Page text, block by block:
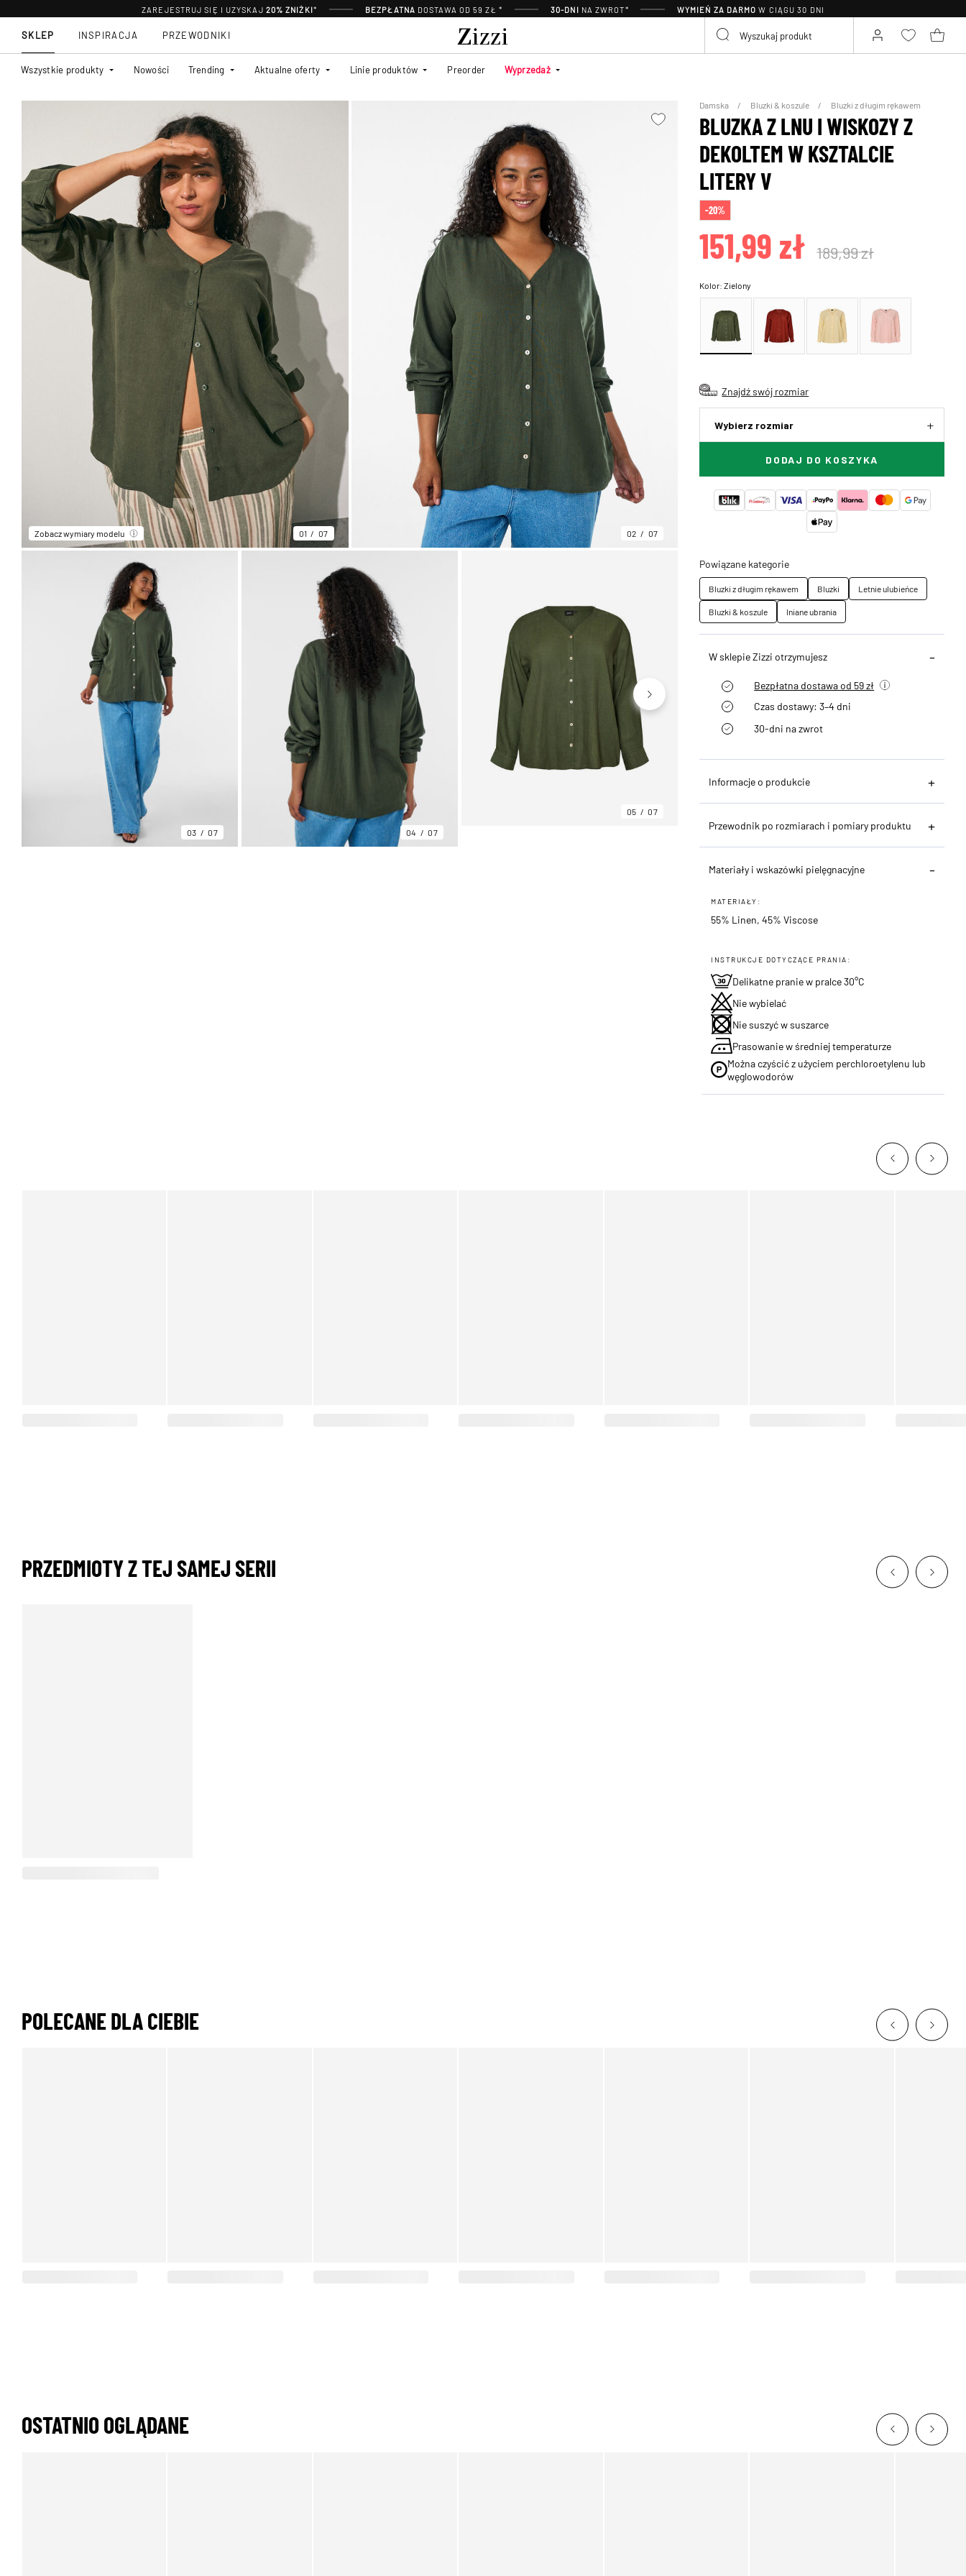
ZAREJESTRUJ SIĘ I UZYSKAJ 20% ZNIŻKI* BEZPŁATNA DOSTAWA OD 59 ZŁ * 30-DNI NA ZWROT* WYMIEŃ ZA DARMO W CIĄGU 30 DNI
SKLEP
Wszystkie produkty Nowości Trending Aktualne oferty Linie produktów Preorder Wyprzedaż
INSPIRACJA PRZEWODNIKI
Zobacz wymiary modelu 01 07 02 07
03 07 04 07
05 07
Damska Bluzki & koszule Bluzki z długim rękawem
BLUZKA Z LNU I WISKOZY Z
DEKOLTEM W KSZTALCIE
LITERY V
-20%
151,99 zł 189,99 zł
Kolor:Zielony
Znajdź swój rozmiar
Wybierz rozmiar
DODAJ DO KOSZYKA
Powiązane kategorie
Bluzki z długim rękawem Bluzki
Letnie ulubieńce
Bluzki & koszule
lniane ubrania
W sklepie Zizzi otrzymujesz
Bezpłatna dostawa od 59 zł
Czas dostawy: 3–4 dni
30-dni na zwrot
Informacje o produkcie
Przewodnik po rozmiarach i pomiary produktu
Materiały i wskazówki pielęgnacyjne
MATERIAŁY:
55% Linen, 45% Viscose
INSTRUKCJE DOTYCZĄCE PRANIA:
Delikatne pranie w pralce 30°C
Nie wybielać
Nie suszyć w suszarce
Prasowanie w średniej temperaturze
Można czyścić z użyciem perchloroetylenu lub
węglowodorów
PRZEDMIOTY Z TEJ SAMEJ SERII
POLECANE DLA CIEBIE
OSTATNIO OGLĄDANE